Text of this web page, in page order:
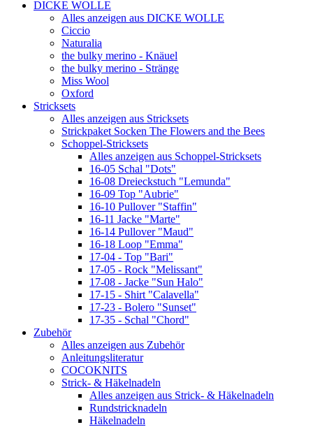
DICKE WOLLE
Alles anzeigen aus DICKE WOLLE
Ciccio
Naturalia
the bulky merino - Knäuel
the bulky merino - Stränge
Miss Wool
Oxford
Stricksets
Alles anzeigen aus Stricksets
Strickpaket Socken The Flowers and the Bees
Schoppel-Stricksets
Alles anzeigen aus Schoppel-Stricksets
16-05 Schal "Dots"
16-08 Dreieckstuch "Lemunda"
16-09 Top "Aubrie"
16-10 Pullover "Staffin"
16-11 Jacke "Marte"
16-14 Pullover "Maud"
16-18 Loop "Emma"
17-04 - Top "Bari"
17-05 - Rock "Melissant"
17-08 - Jacke "Sun Halo"
17-15 - Shirt "Calavella"
17-23 - Bolero "Sunset"
17-35 - Schal "Chord"
Zubehör
Alles anzeigen aus Zubehör
Anleitungsliteratur
COCOKNITS
Strick- & Häkelnadeln
Alles anzeigen aus Strick- & Häkelnadeln
Rundstricknadeln
Häkelnadeln